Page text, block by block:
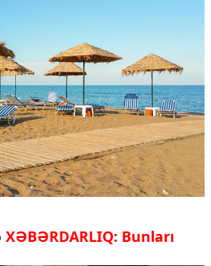
XƏBƏRDARLIQ: Bunları